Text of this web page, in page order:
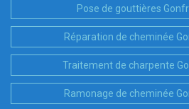
Pose de gouttières
Réparation de cheminée
Traitement de charpente
Ramonage de cheminée